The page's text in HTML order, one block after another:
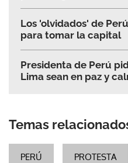
Los 'olvidados' de
para tomar la capital
Presidenta de Perú
Lima sean en paz y
Temas
PERÚ PROTESTA